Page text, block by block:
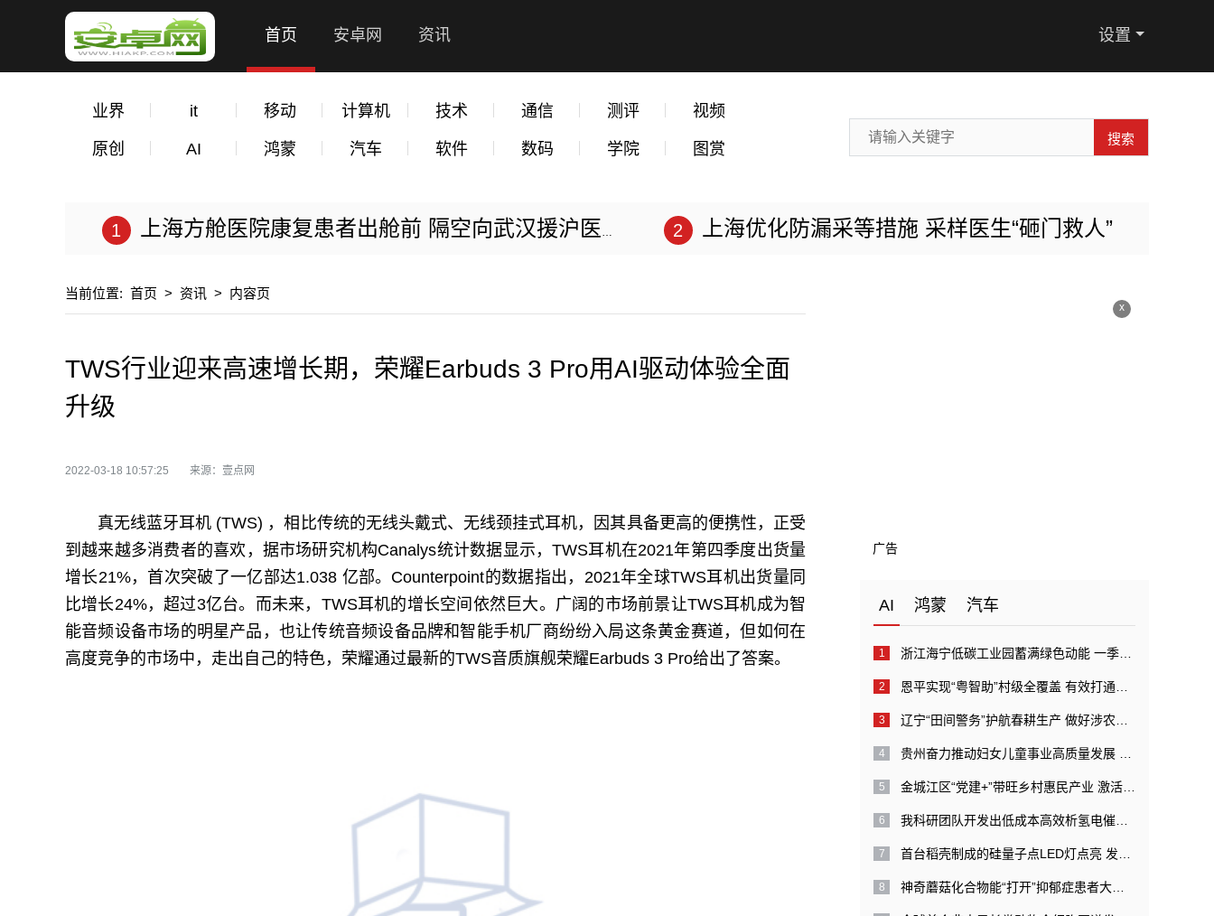
首页 安卓网 资讯 设置
业界 it 移动 计算机 技术 通信 测评 视频
原创 AI 鸿蒙 汽车 软件 数码 学院 图赏
搜索
上海方舱医院康复患者出舱前 隔空向武汉援沪医生“道谢” 上海优化防漏采等措施 采样医生“砸门救人”
当前位置: 首页 > 资讯 > 内容页
TWS行业迎来高速增长期，荣耀Earbuds 3 Pro用AI驱动体验全面
升级
2022-03-18 10:57:25 来源：壹点网
真无线蓝牙耳机 (TWS) ，相比传统的无线头戴式、无线颈挂式耳机，因其具备更高的便携性，正受
到越来越多消费者的喜欢，据市场研究机构Canalys统计数据显示，TWS耳机在2021年第四季度出货量
增长21%，首次突破了一亿部达1.038 亿部。Counterpoint的数据指出，2021年全球TWS耳机出货量同
比增长24%，超过3亿台。而未来，TWS耳机的增长空间依然巨大。广阔的市场前景让TWS耳机成为智
能音频设备市场的明星产品，也让传统音频设备品牌和智能手机厂商纷纷入局这条黄金赛道，但如何在
高度竞争的市场中，走出自己的特色，荣耀通过最新的TWS音质旗舰荣耀Earbuds 3 Pro给出了答案。
x
广告
AI 鸿蒙 汽车